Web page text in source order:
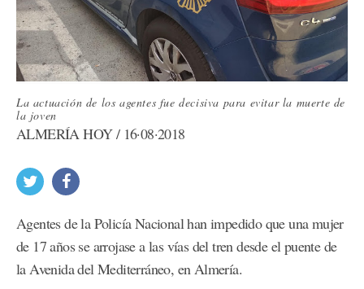
La actuación de los agentes fue decisiva para evitar la muerte de
la joven
ALMERÍA HOY / 16·08·2018
Agentes de la Policía Nacional han impedido que una mujer
de 17 años se arrojase a las vías del tren desde el puente de
la Avenida del Mediterráneo, en Almería.